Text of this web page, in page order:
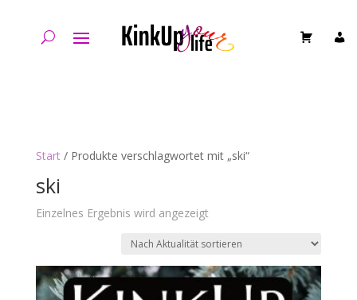
Start/ Produkte verschlagwortet mit „ski“
ski
Einzelnes Ergebnis wird angezeigt